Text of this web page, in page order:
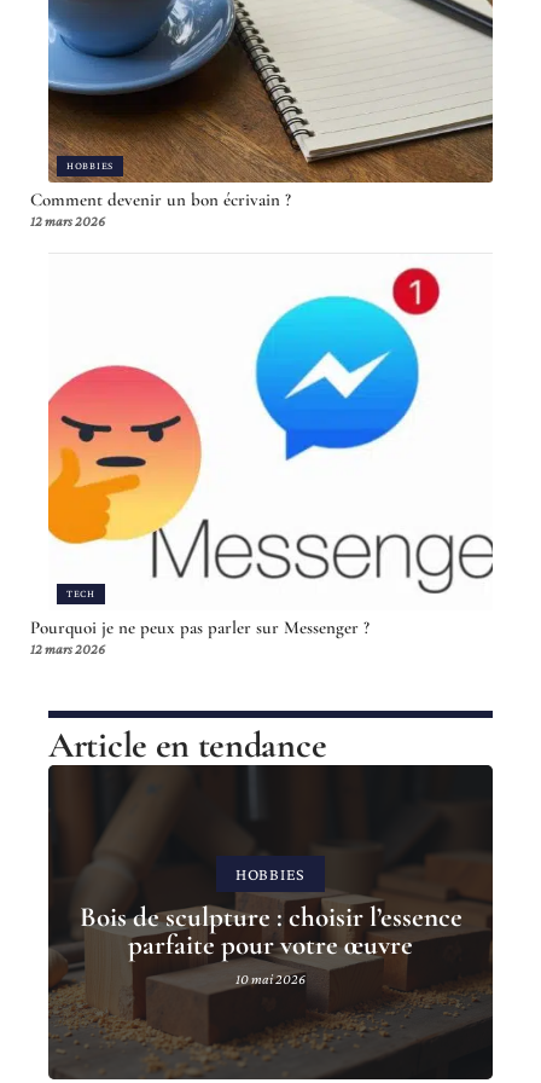
HOBBIES
Comment devenir un bon écrivain ?
12 mars 2026
TECH
Pourquoi je ne peux pas parler sur Messenger ?
12 mars 2026
Article en tendance
HOBBIES
Bois de sculpture : choisir l’essence
parfaite pour votre œuvre
10 mai 2026